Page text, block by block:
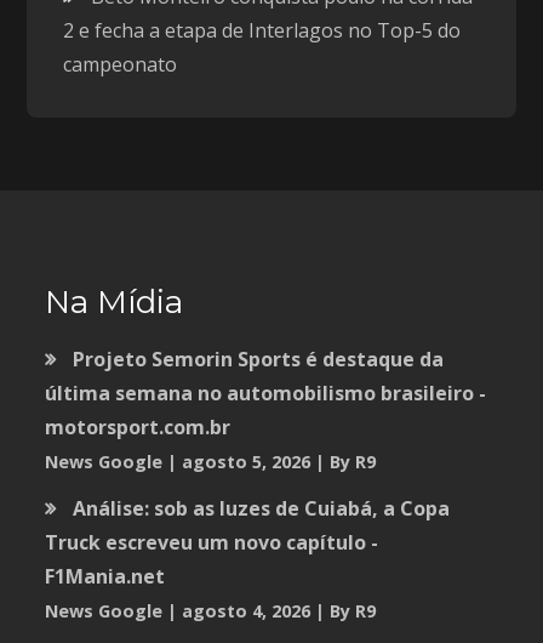
2 e fecha a etapa de Interlagos no Top-5 do
campeonato
Na Mídia
Projeto Semorin Sports é destaque da
última semana no automobilismo brasileiro -
motorsport.com.br
News Google agosto 5, 2026 By R9
Análise: sob as luzes de Cuiabá, a Copa
Truck escreveu um novo capítulo -
F1Mania.net
News Google agosto 4, 2026 By R9